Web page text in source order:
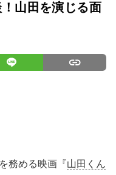
山田を演じる面
務める映画『山田くん